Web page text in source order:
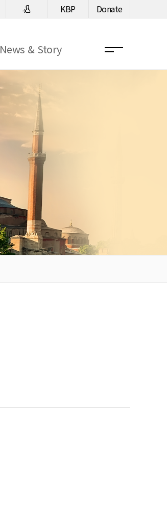
KBP Donate
News & Story